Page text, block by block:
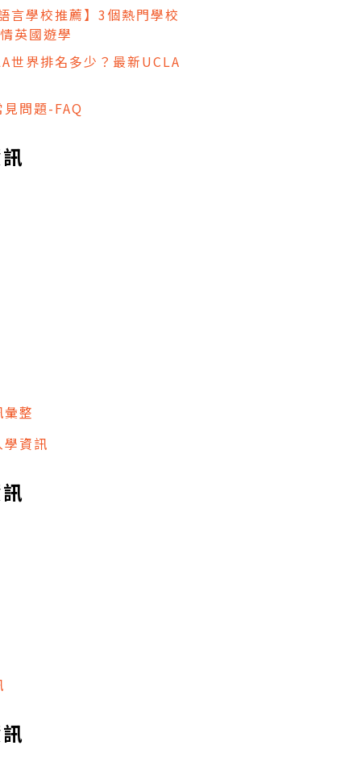
言學校推薦】3個熱門學校
英國遊學
世界排名多少？最新UCLA
問題-FAQ
整
資訊